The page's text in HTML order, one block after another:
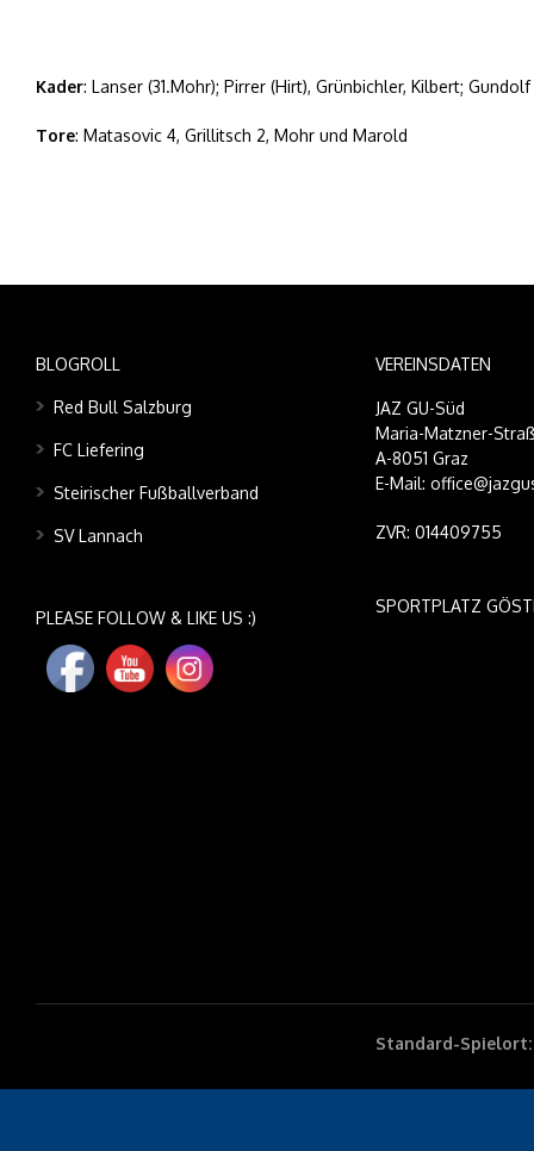
Kader: Lanser (31.Mohr); Pirrer (Hirt), Grünbichler, Kilbert;
Tore: Matasovic 4, Grillitsch 2, Mohr und Marold
BLOGROLL
Red Bull Salzburg
FC Liefering
Steirischer Fußballverband
SV Lannach
PLEASE FOLLOW & LIKE US :)
VEREINSDATEN
JAZ GU-Süd
Maria-Matzner-
A-8051 Graz
E-Mail:
ZVR: 014409755
SPORTPLATZ
Standard-Spielort: